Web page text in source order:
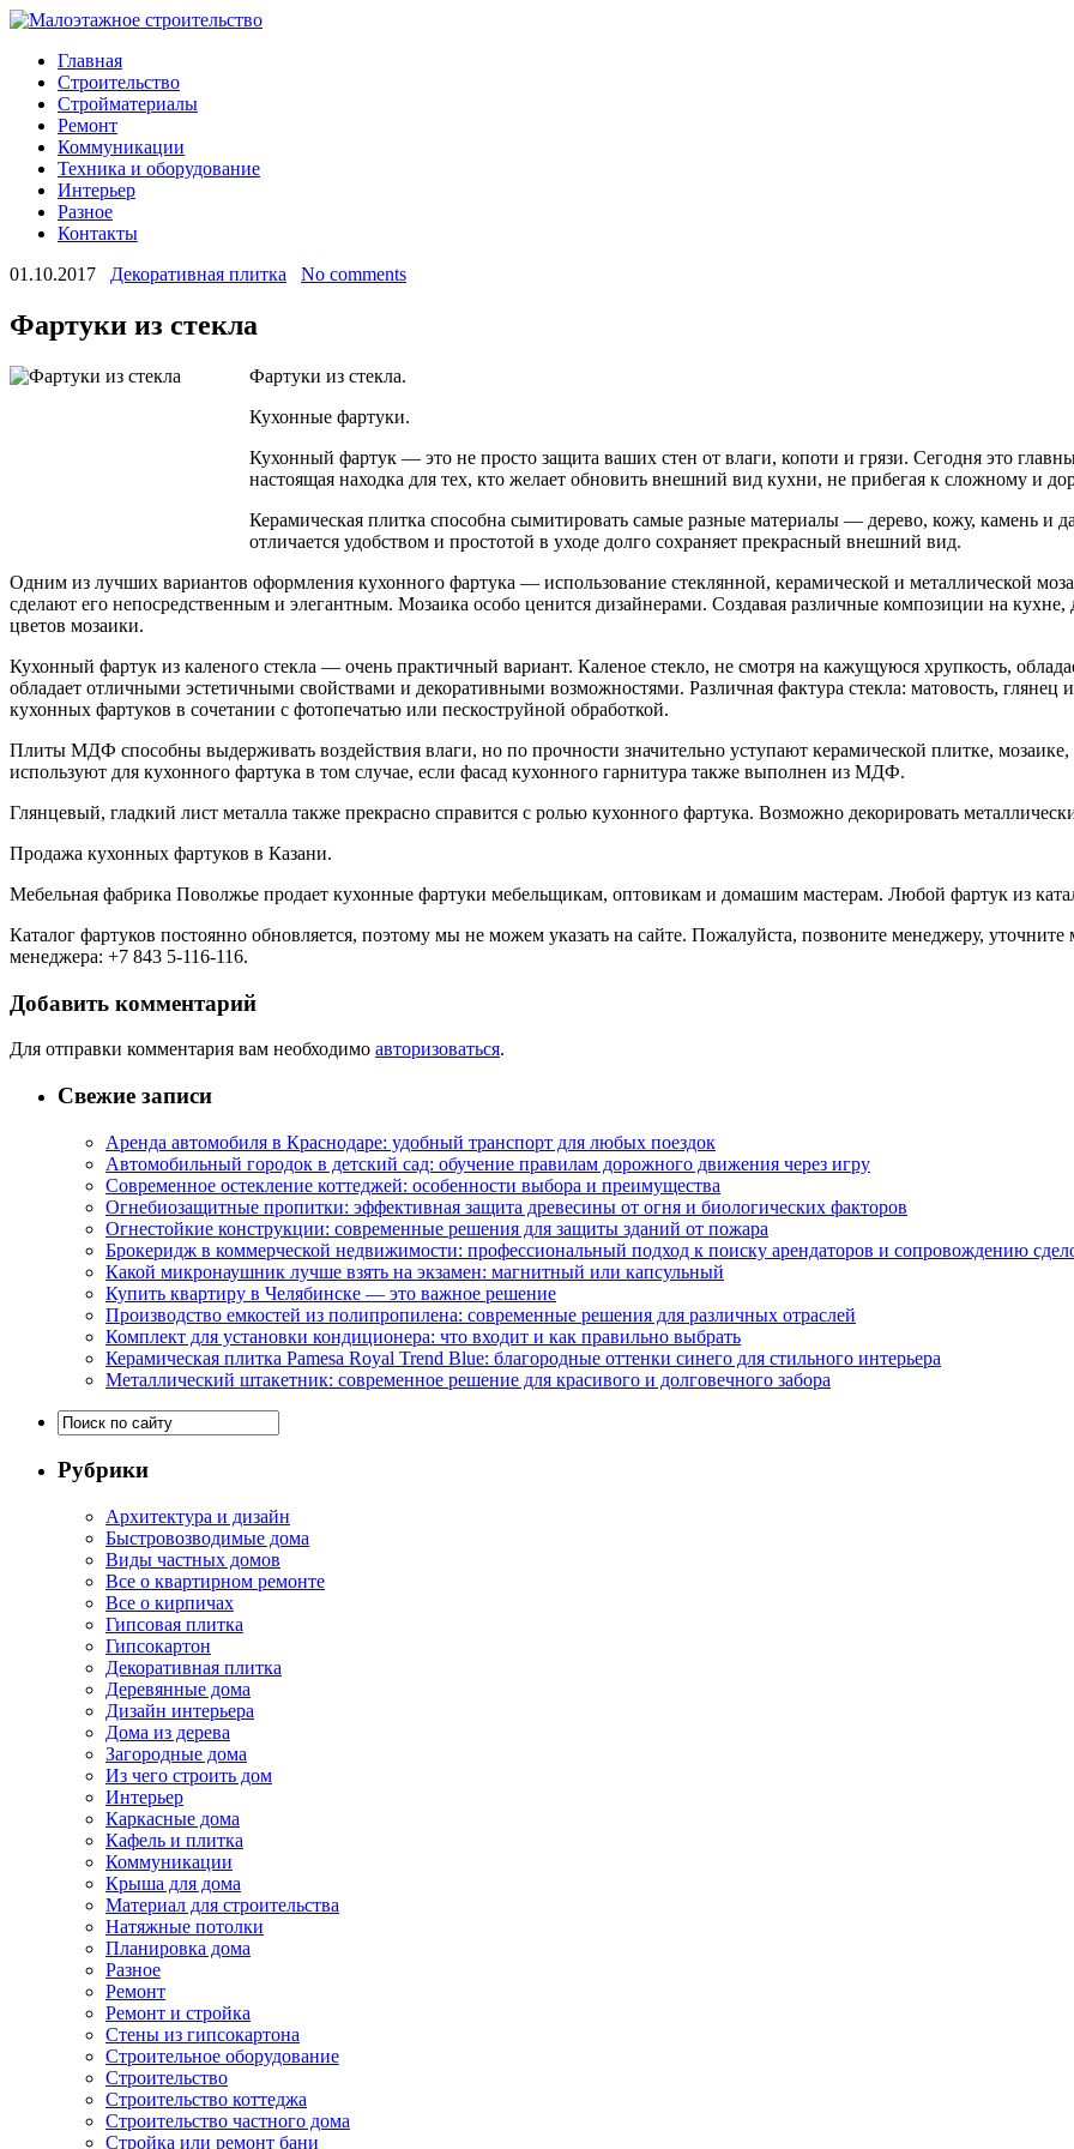
Главная
Строительство
Стройматериалы
Ремонт
Коммуникации
Техника и оборудование
Интерьер
Разное
Контакты
01.10.2017
Декоративная плитка No comments
Фартуки из стекла
Фартуки из стекла.
Кухонные фартуки.
Кухонный фартук — это не просто защита ваших стен от влаги, копоти и грязи. Сегодня это
настоящая находка для тех, кто желает обновить внешний вид кухни, не прибегая к сложному и
Керамическая плитка способна сымитировать самые разные материалы — дерево, кожу, камень и
отличается удобством и простотой в уходе долго сохраняет прекрасный внешний вид.
Одним из лучших вариантов оформления кухонного фартука — использование стеклянной, керамической и металлической
сделают его непосредственным и элегантным. Мозаика особо ценится дизайнерами. Создавая различные композиции на
цветов мозаики.
Кухонный фартук из каленого стекла — очень практичный вариант. Каленое стекло, не смотря на кажущуюся хрупкость,
обладает отличными эстетичными свойствами и декоративными возможностями. Различная фактура стекла: матовость, глянец
кухонных фартуков в сочетании с фотопечатью или пескоструйной обработкой.
Плиты МДФ способны выдерживать воздействия влаги, но по прочности значительно уступают керамической плитке,
используют для кухонного фартука в том случае, если фасад кухонного гарнитура также выполнен из МДФ.
Глянцевый, гладкий лист металла также прекрасно справится с ролью кухонного фартука. Возможно декорировать
Продажа кухонных фартуков в Казани.
Мебельная фабрика Поволжье продает кухонные фартуки мебельщикам, оптовикам и домашим мастерам. Любой фартук из
Каталог фартуков постоянно обновляется, поэтому мы не можем указать на сайте. Пожалуйста, позвоните менеджеру,
менеджера: +7 843 5-116-116.
Добавить комментарий
Для отправки комментария вам необходимо авторизоваться.
Свежие записи
Аренда автомобиля в Краснодаре: удобный транспорт для любых поездок
Автомобильный городок в детский сад: обучение правилам дорожного движения через игру
Современное остекление коттеджей: особенности выбора и преимущества
Огнебиозащитные пропитки: эффективная защита древесины от огня и биологических факторов
Огнестойкие конструкции: современные решения для защиты зданий от пожара
Брокеридж в коммерческой недвижимости: профессиональный подход к поиску арендаторов и сопровождению
Какой микронаушник лучше взять на экзамен: магнитный или капсульный
Купить квартиру в Челябинске — это важное решение
Производство емкостей из полипропилена: современные решения для различных отраслей
Комплект для установки кондиционера: что входит и как правильно выбрать
Керамическая плитка Pamesa Royal Trend Blue: благородные оттенки синего для стильного интерьера
Металлический штакетник: современное решение для красивого и долговечного забора
Рубрики
Архитектура и дизайн
Быстровозводимые дома
Виды частных домов
Все о квартирном ремонте
Все о кирпичах
Гипсовая плитка
Гипсокартон
Декоративная плитка
Деревянные дома
Дизайн интерьера
Дома из дерева
Загородные дома
Из чего строить дом
Интерьер
Каркасные дома
Кафель и плитка
Коммуникации
Крыша для дома
Материал для строительства
Натяжные потолки
Планировка дома
Разное
Ремонт
Ремонт и стройка
Стены из гипсокартона
Строительное оборудование
Строительство
Строительство коттеджа
Строительство частного дома
Стройка или ремонт бани